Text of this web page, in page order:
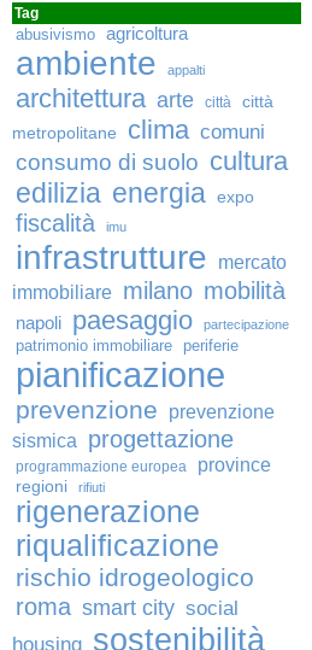
Tag
abusivismo agricoltura
ambiente appalti
architettura arte città
città
metropolitane
clima comuni
consumo di suolo cultura
edilizia energia expo
fiscalità imu
infrastrutture
mercato
immobiliare milano mobilità
napoli paesaggio partecipazione
patrimonio immobiliare periferie
pianificazione
prevenzione
prevenzione
sismica
progettazione
programmazione europea province
regioni rifiuti
rigenerazione
riqualificazione
rischio idrogeologico
roma smart city social
housing sostenibilità